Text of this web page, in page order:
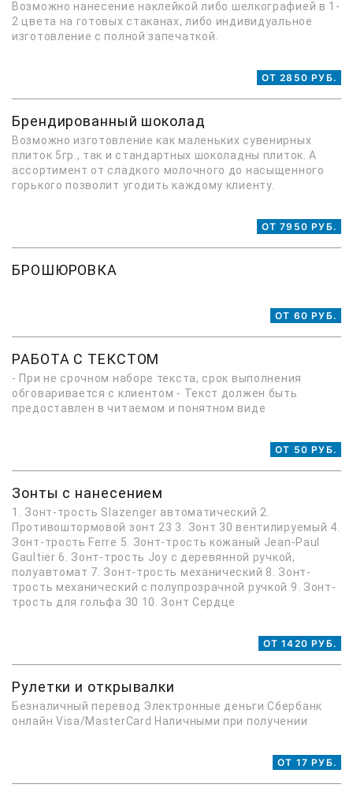
Возможно нанесение наклейкой либо шелкографией в 1-
2 цвета на готовых стаканах, либо индивидуальное
изготовление с полной запечаткой.
ОТ 2850 РУБ.
Брендированный шоколад
Возможно изготовление как маленьких сувенирных
плиток 5гр., так и стандартных шоколадны плиток. А
ассортимент от сладкого молочного до насыщенного
горького позволит угодить каждому клиенту.
ОТ 7950 РУБ.
БРОШЮРОВКА
ОТ 60 РУБ.
РАБОТА С ТЕКСТОМ
- При не срочном наборе текста, срок выполнения
обговаривается с клиентом - Текст должен быть
предоставлен в читаемом и понятном виде
ОТ 50 РУБ.
Зонты с нанесением
1. Зонт-трость Slazenger автоматический 2.
Противоштормовой зонт 23 3. Зонт 30 вентилируемый 4.
Зонт-трость Ferre 5. Зонт-трость кожаный Jean-Paul
Gaultier 6. Зонт-трость Joy с деревянной ручкой,
полуавтомат 7. Зонт-трость механический 8. Зонт-
трость механический с полупрозрачной ручкой 9. Зонт-
трость для гольфа 30 10. Зонт Сердце
ОТ 1420 РУБ.
Рулетки и открывалки
Безналичный перевод Электронные деньги Сбербанк
онлайн Visa/MasterCard Наличными при получении
ОТ 17 РУБ.